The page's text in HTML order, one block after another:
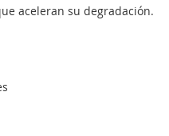
aceleran su degradación.